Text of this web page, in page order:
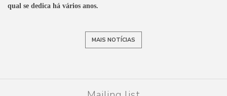
qual se dedica há vários anos.
MAIS NOTÍCIAS